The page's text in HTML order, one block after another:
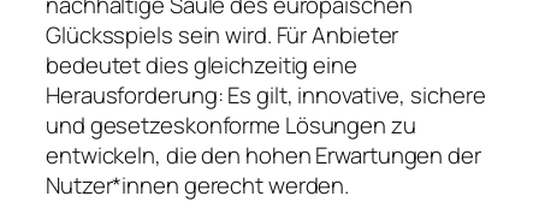
Glücksspiels sein wird. Für Anbieter
bedeutet dies gleichzeitig eine
Herausforderung: Es gilt, innovative, sichere
und gesetzeskonforme Lösungen zu
entwickeln, die den hohen Erwartungen der
Nutzer*innen gerecht werden.